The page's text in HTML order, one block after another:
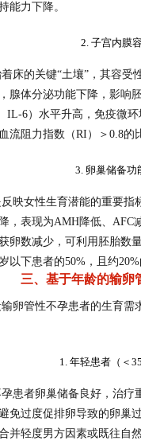
能力下降。
2. 子宫内膜
床的关键“土壤”，其容受
腺体分泌功能下降，影响
IL-6）水平升高，免疫微
流阻力指数（RI）＞0.8的
3. 卵巢储备功
映女性生育潜能的重要
，表现为AMH降低、AFC
卵数减少，可利用胚胎数
以下患者的50%，且约
三、基于年龄的输卵
卵管性不孕患者的生育
1. 年轻患者（＜
患者卵巢储备良好，治
免过度促排卵导致的卵巢
并轻度男方因素或既往自